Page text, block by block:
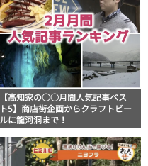
【高知家の○○月間人気記事ベス
ト5】商店街企画からクラフトビー
ルに龍河洞まで！